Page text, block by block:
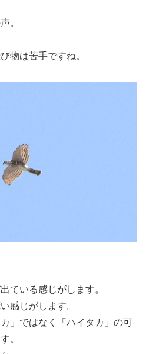
。
物は苦手ですね。
ている感じがします。
感じがします。
」ではなく「ハイタカ」の可
。